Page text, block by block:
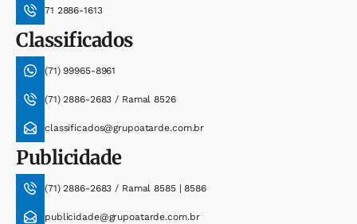
71 2886-1613
Classificados
(71) 99965-8961
(71) 2886-2683 / Ramal 8526
classificados@grupoatarde.com.br
Publicidade
(71) 2886-2683 / Ramal 8585 | 8586
publicidade@grupoatarde.com.br